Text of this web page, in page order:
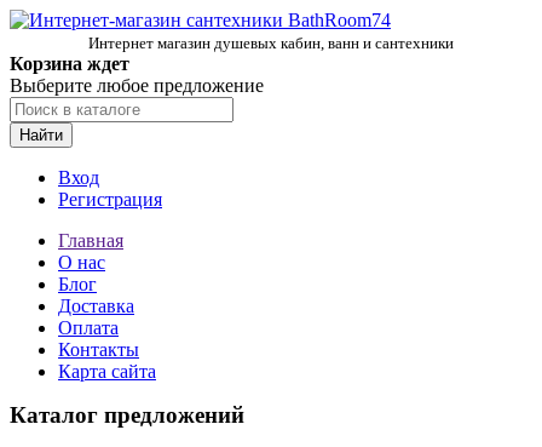
Интернет магазин душевых кабин, ванн и сантехники
Корзина ждет
Выберите любое предложение
Найти
Вход
Регистрация
Главная
О нас
Блог
Доставка
Оплата
Контакты
Карта сайта
Каталог предложений